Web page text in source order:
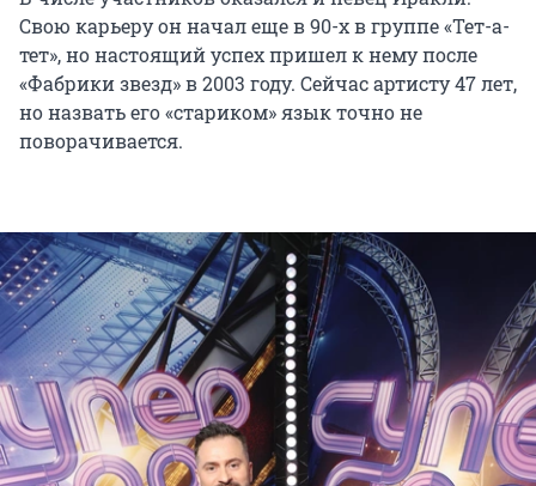
Свою карьеру он начал еще в 90-х в группе «Тет-а-
тет», но настоящий успех пришел к нему после
«Фабрики звезд» в 2003 году. Сейчас артисту 47 лет,
но назвать его «стариком» язык точно не
поворачивается.